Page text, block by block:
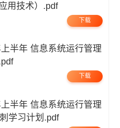
用技术）.pdf
下载
下载
学习计划.pdf